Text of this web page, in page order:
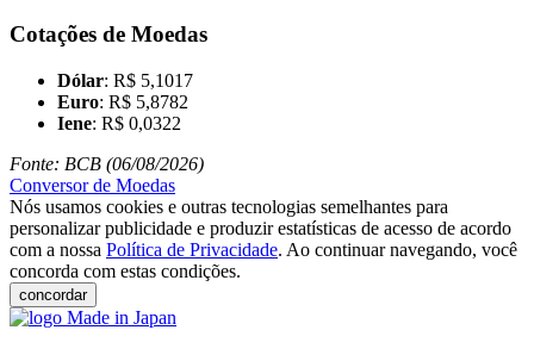
Cotações de Moedas
Dólar: R$ 5,1017
Euro: R$ 5,8782
Iene: R$ 0,0322
Fonte: BCB (06/08/2026)
Conversor de Moedas
Nós usamos cookies e outras tecnologias semelhantes para
personalizar publicidade e produzir estatísticas de acesso de acordo
com a nossa Política de Privacidade. Ao continuar navegando, você
concorda com estas condições.
concordar